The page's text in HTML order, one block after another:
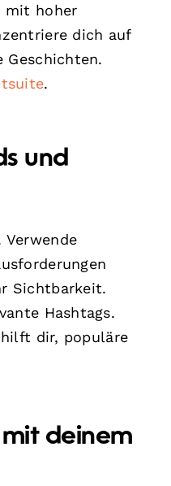
mit hoher
dich auf
Geschichten.
.
und
Verwende
Sichtbarkeit.
Hashtags.
hilft dir, populäre
deinem